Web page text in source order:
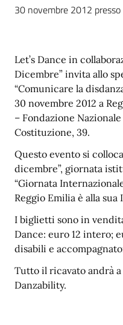
30 novembre 2012
Let’s Dance in
Dicembre” invita allo
“Comunicare la
30 novembre 2012 a
– Fondazione
Costituzione, 39.
Questo evento si
dicembre”, giornata
“Giornata
Reggio Emilia è alla sua
I biglietti sono in
Dance: euro 12 intero;
disabili e
Tutto il ricavato andrà
Danzability.